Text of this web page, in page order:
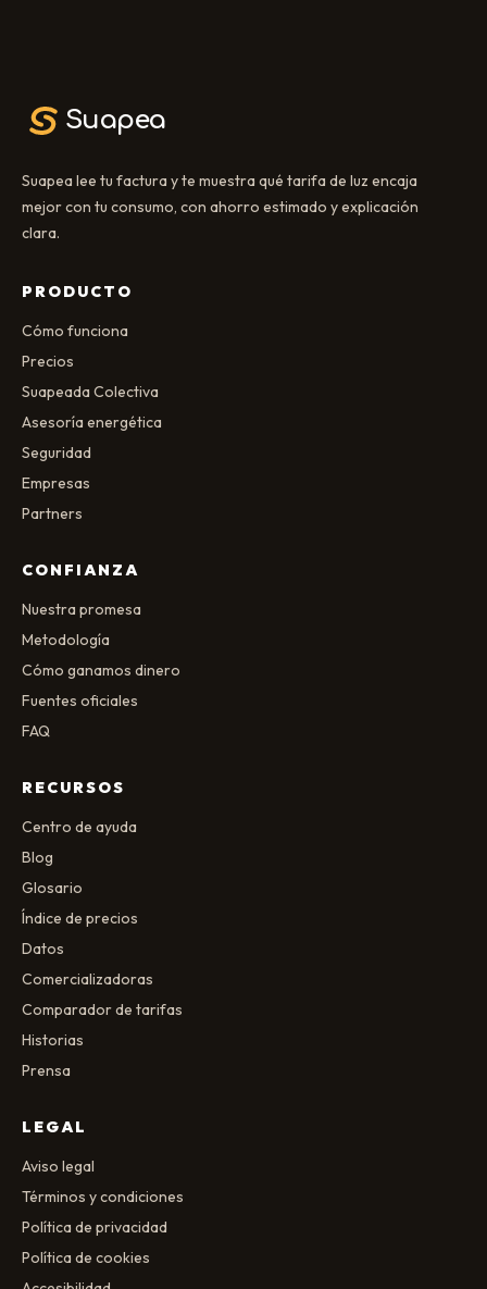
Suapea
Suapea lee tu factura y te muestra qué tarifa de luz encaja
mejor con tu consumo, con ahorro estimado y explicación
clara.
PRODUCTO
Cómo funciona
Precios
Suapeada Colectiva
Asesoría energética
Seguridad
Empresas
Partners
CONFIANZA
Nuestra promesa
Metodología
Cómo ganamos dinero
Fuentes oficiales
FAQ
RECURSOS
Centro de ayuda
Blog
Glosario
Índice de precios
Datos
Comercializadoras
Comparador de tarifas
Historias
Prensa
LEGAL
Aviso legal
Términos y condiciones
Política de privacidad
Política de cookies